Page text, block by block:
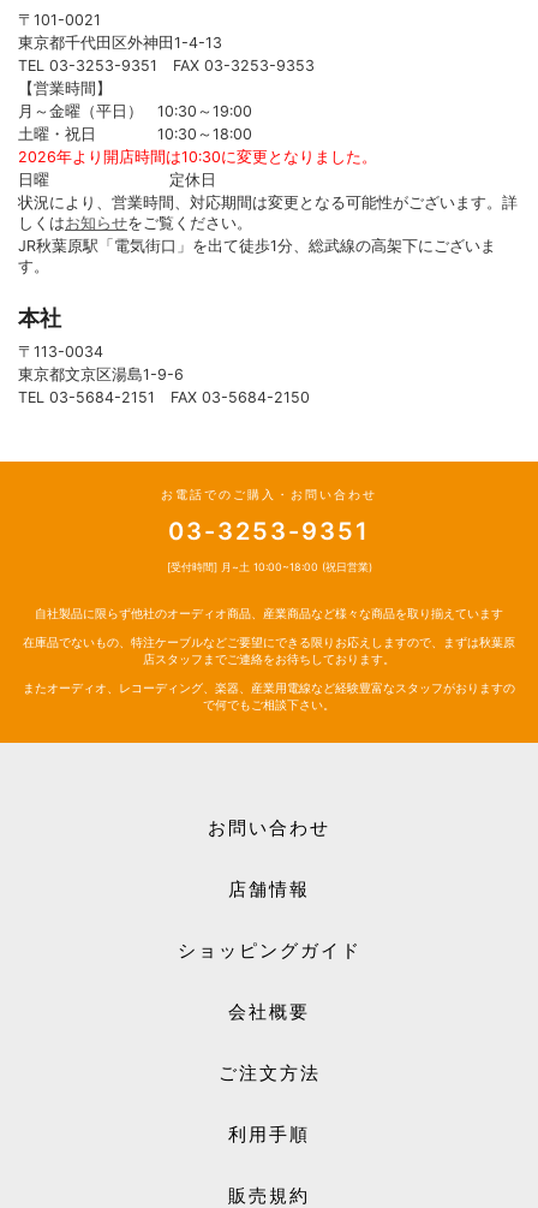
〒101-0021
東京都千代田区外神田1-4-13
TEL 03-3253-9351 FAX 03-3253-9353
【営業時間】
月～金曜（平日） 10:30～19:00
土曜・祝日 10:30～18:00
2026年より開店時間は10:30に変更となりました。
日曜 定休日
状況により、営業時間、対応期間は変更となる可能性がございます。詳
しくはお知らせをご覧ください。
JR秋葉原駅「電気街口」を出て徒歩1分、総武線の高架下にございま
す。
本社
〒113-0034
東京都文京区湯島1-9-6
TEL 03-5684-2151 FAX 03-5684-2150
お電話でのご購入・お問い合わせ
03-3253-9351
[受付時間] 月~土 10:00~18:00 (祝日営業)
自社製品に限らず他社のオーディオ商品、産業商品など様々な商品を取り揃えています
在庫品でないもの、特注ケーブルなどご要望にできる限りお応えしますので、まずは秋葉原
店スタッフまでご連絡をお待ちしております。
またオーディオ、レコーディング、楽器、産業用電線など経験豊富なスタッフがおりますの
で何でもご相談下さい。
お問い合わせ
店舗情報
ショッピングガイド
会社概要
ご注文方法
利用手順
販売規約